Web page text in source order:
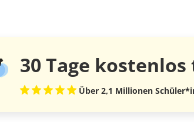
30 Tage kostenlos
Über 2,1 Millionen